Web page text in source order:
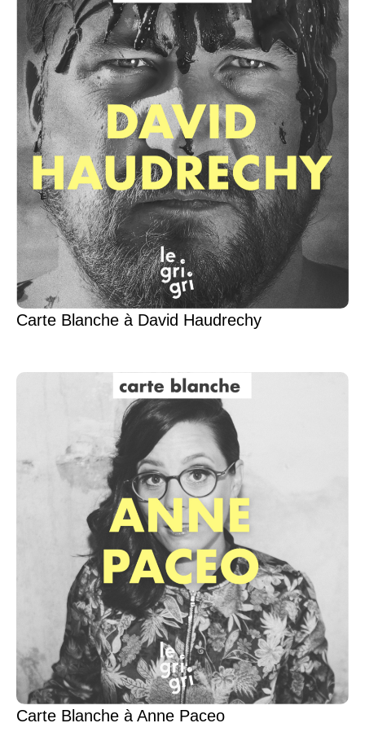
Carte Blanche à David Haudrechy
Carte Blanche à Anne Paceo